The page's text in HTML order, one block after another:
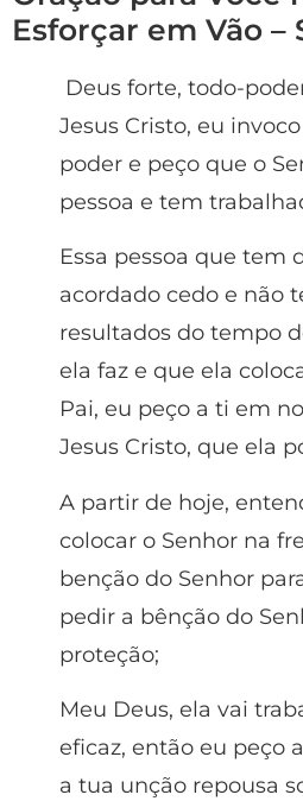
Esforçar em Vão –
Deus forte, todo-
Jesus Cristo, eu
poder e peço que o
pessoa e tem
Essa pessoa que tem
acordado cedo e não
resultados do tempo
ela faz e que ela
Pai, eu peço a ti em
Jesus Cristo, que ela
A partir de hoje,
colocar o Senhor na
benção do Senhor
pedir a bênção do
proteção;
Meu Deus, ela vai
eficaz, então eu peço
a tua unção repousa